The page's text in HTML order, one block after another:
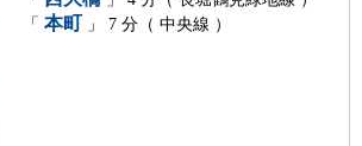
「 本町 」 7 分（ 中央線 ）